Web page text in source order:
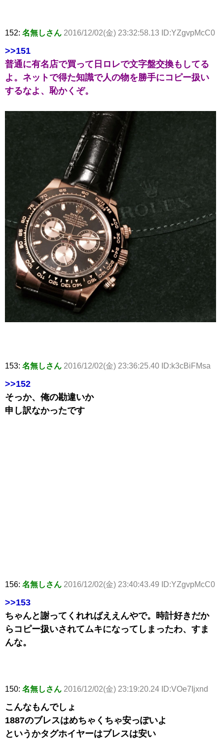
152: 名無しさん 2016/12/02(金) 23:32:58.13 ID:YZgvpMcC0
>>151
普通に有名店で買って日ロレで文字盤交換もしてる
よ。ネットで得た知識で人の物を勝手にコピー扱い
するなよ、恥かくぞ。
153: 名無しさん 2016/12/02(金) 23:36:25.40 ID:k3cBiFMsa
>>152
そっか、俺の勘違いか
申し訳なかったです
156: 名無しさん 2016/12/02(金) 23:40:43.49 ID:YZgvpMcC0
>>153
ちゃんと謝ってくれればええんやで。時計好きだか
らコピー扱いされてムキになってしまったわ、すま
んな。
150: 名無しさん 2016/12/02(金) 23:19:20.24 ID:VOe7Ijxnd
こんなもんでしょ
1887のブレスはめちゃくちゃ安っぽいよ
というかタグホイヤーはブレスは安い